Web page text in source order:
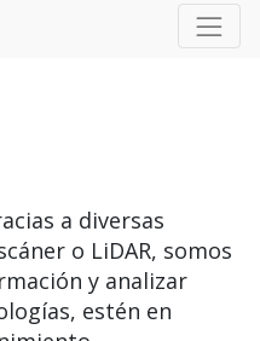
a diversas
o LiDAR, somos
y analizar
estén en